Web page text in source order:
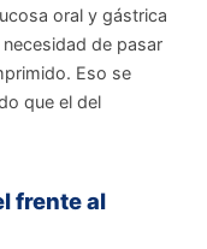
oral y gástrica
de pasar
Eso se
que el del
frente al